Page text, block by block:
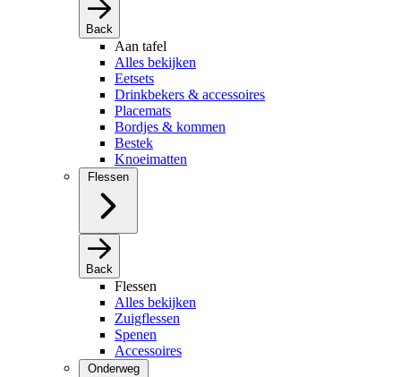
Back
Aan tafel
Alles bekijken
Eetsets
Drinkbekers & accessoires
Placemats
Bordjes & kommen
Bestek
Knoeimatten
Flessen
Back
Flessen
Alles bekijken
Zuigflessen
Spenen
Accessoires
Onderweg